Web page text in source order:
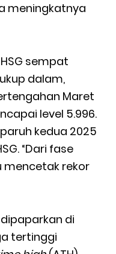
meningkatnya
sempat
dalam,
Maret
level 5.996.
kedua 2025
“Dari fase
mencetak rekor
di
tertinggi